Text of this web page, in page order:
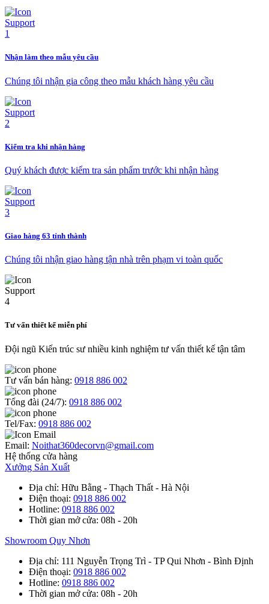
Nhận làm theo mẫu yêu cầu
Chúng tôi nhận gia công theo mẫu khách hàng yêu cầu
Kiểm tra khi nhận hàng
Quý khách được kiểm tra sản phẩm trước khi nhận hàng
Giao hàng 63 tỉnh thành
Chúng tôi nhận giao hàng tận nhà trên phạm vi toàn quốc
Tư vấn thiết kế miễn phí
Đội ngũ Kiến trúc sư nhiều kinh nghiệm tư vấn thiết kế tận tâm
Tư vấn bán hàng: 0918 886 002
Tổng đài (24/7): 0918 886 002
Tel/Fax: 0918 886 002
Email: Noithat360decorvn@gmail.com
Hệ thống cửa hàng
Xưởng Sản Xuất
Địa chỉ: Hữu Bằng - Thạch Thất - Hà Nội
Điện thoại: 0918 886 002
Hotline: 0918 886 002
Thời gian mở cửa: 08h - 20h
Showroom Quy Nhơn
Địa chỉ: 111 Nguyễn Trọng Trì - TP Qui Nhơn - Bình Định
Điện thoại: 0918 886 002
Hotline: 0918 886 002
Thời gian mở cửa: 08h - 20h